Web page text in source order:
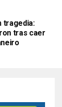
tragedia:
tras caer